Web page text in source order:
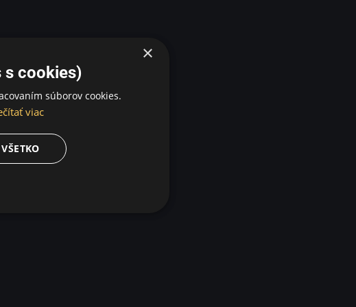
×
s cookies)
súborov cookies.
viac